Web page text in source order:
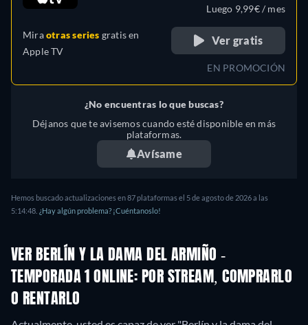
Miraotras series gratis en
Apple TV
Luego 9,99€ / mes
Ver gratis
EN PROMOCIÓN
¿No encuentras lo que buscas?
Déjanos que te avisemos cuando esté disponible en más
plataformas.
Avísame
Hemos buscado actualizaciones en 87 plataformas el 5 de agosto de 2026 a las
5:14:48. ¿Hay algún problema? ¡Cuéntanoslo!
VER BERLÍN Y LA DAMA DEL ARMIÑO -
TEMPORADA 1 ONLINE: POR STREAM, COMPRARLO
O RENTARLO